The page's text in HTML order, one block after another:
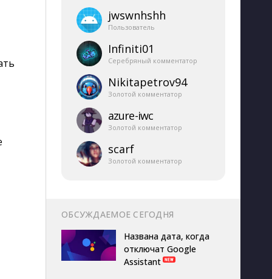
jwswnhshh
Пользователь
Infiniti01
Серебряный комментатор
Nikitapetrov94
Золотой комментатор
azure-​iwc
Золотой комментатор
scarf
Золотой комментатор
ОБСУЖДАЕМОЕ СЕГОДНЯ
Названа дата, когда
отключат Google
Assistant